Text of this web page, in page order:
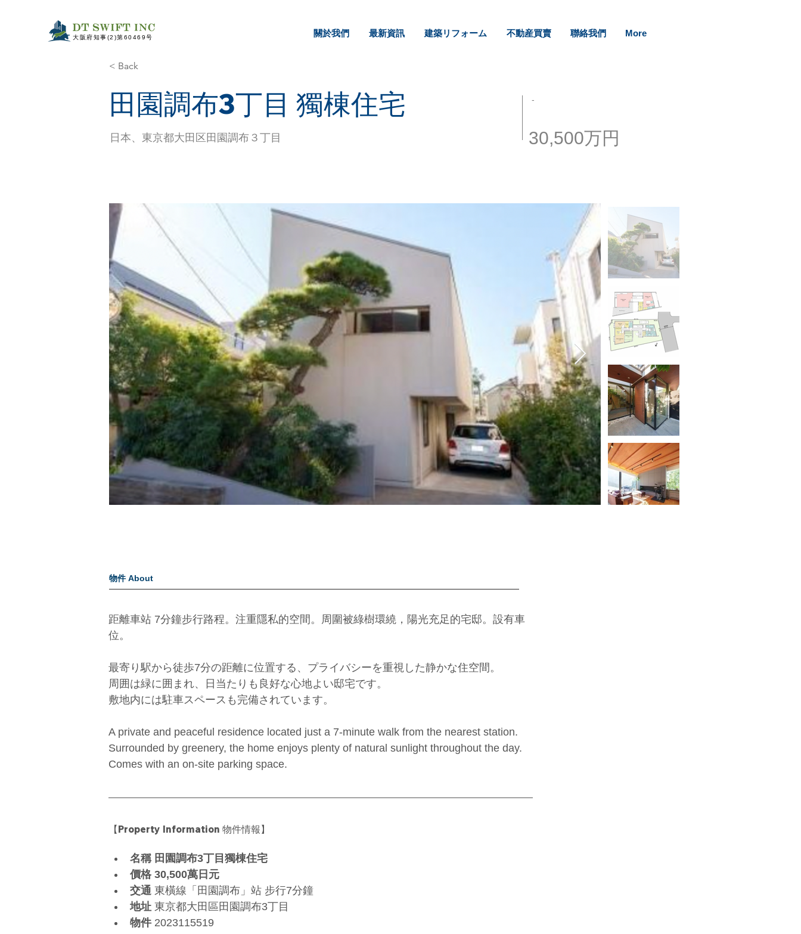
​大阪府知事(2)第60469号 關於我們 最新資訊 建築リフォーム 不動産買賣 聯絡我們 More
< Back
田園調布3丁目 獨棟住宅
日本、東京都大田区田園調布３丁目
-
30,500万円
物件 About
距離車站 7分鐘步行路程。注重隱私的空間。周圍被綠樹環繞，陽光充足的宅邸。設有車
位。
最寄り駅から徒歩7分の距離に位置する、プライバシーを重視した静かな住空間。
周囲は緑に囲まれ、日当たりも良好な心地よい邸宅です。
敷地内には駐車スペースも完備されています。
A private and peaceful residence located just a 7-minute walk from the nearest station.
Surrounded by greenery, the home enjoys plenty of natural sunlight throughout the day.
Comes with an on-site parking space.
【Property Information 物件情報】
名稱 田園調布3丁目獨棟住宅
價格 30,500萬日元
交通 東橫線「田園調布」站 步行7分鐘
地址 東京都大田區田園調布3丁目
物件 2023115519